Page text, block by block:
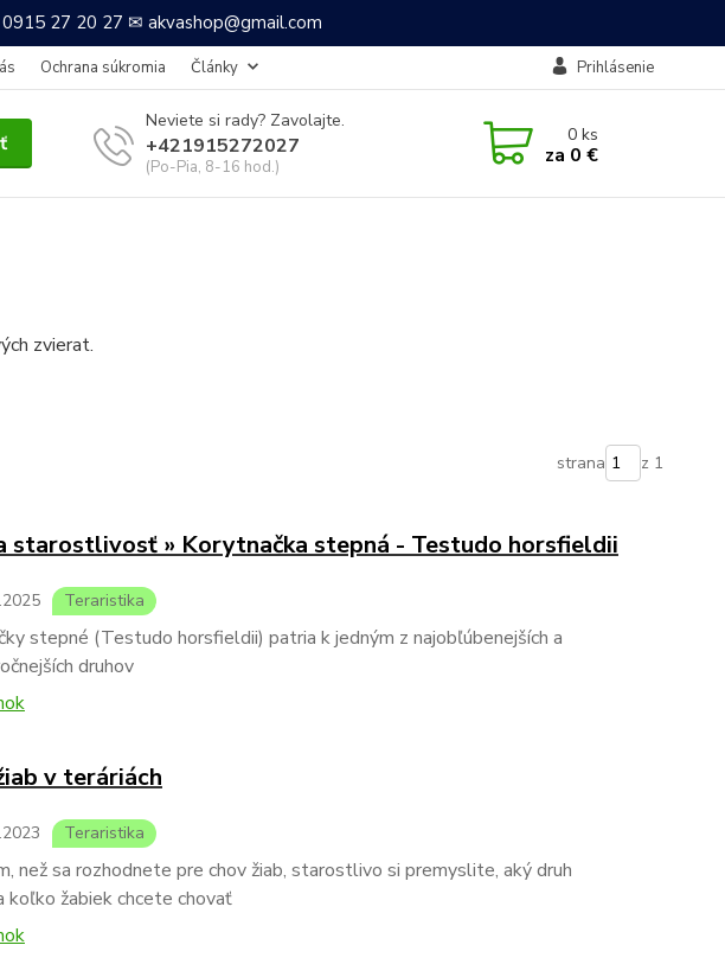
27 20 27 ✉ akvashop@gmail.com
Ochrana súkromia Články Prihlásenie
Neviete si rady? Zavolajte.
+421915272027
(Po-Pia, 8-16 hod.)
0ks
za 0 €
zvierat.
strana z 1
starostlivosť » Korytnačka stepná - Testudo horsfieldii
2025 Teraristika
stepné (Testudo horsfieldii) patria k jedným z najobľúbenejších a
druhov
v teráriách
2023 Teraristika
než sa rozhodnete pre chov žiab, starostlivo si premyslite, aký druh
koľko žabiek chcete chovať